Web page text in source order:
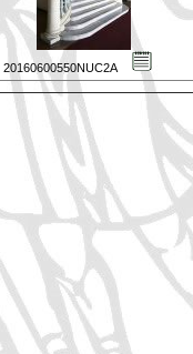
20160600550NUC2A